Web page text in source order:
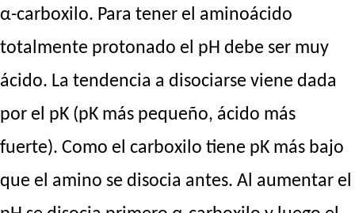
α-carboxilo. Para tener el aminoácido
totalmente protonado el pH debe ser muy
ácido. La tendencia a disociarse viene dada
por el pK (pK más pequeño, ácido más
fuerte). Como el carboxilo tiene pK más bajo
que el amino se disocia antes. Al aumentar el